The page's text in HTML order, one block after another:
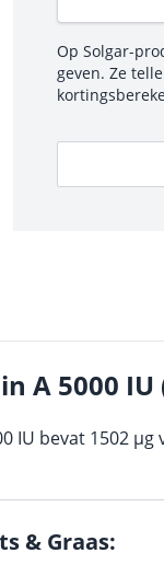
Op Solgar-
geven. Ze
A 5000 IU
IU bevat 1502
& Graas: